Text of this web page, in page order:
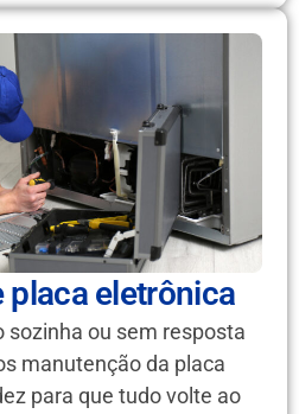
placa eletrônica
sozinha ou sem resposta
manutenção da placa
para que tudo volte ao